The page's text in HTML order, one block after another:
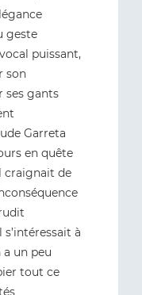
geste
puissant,
son
ses gants
Garreta
en quête
craignait de
s’intéressait à
a un peu
tout ce